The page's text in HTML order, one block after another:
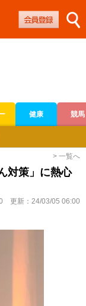
健康 競馬
> 一覧へ
対策」に熱心
更新： 24/03/05 06:00